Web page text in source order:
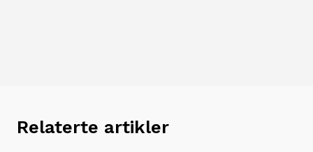
Relaterte artikler